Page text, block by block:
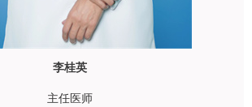
李桂英
主任医师